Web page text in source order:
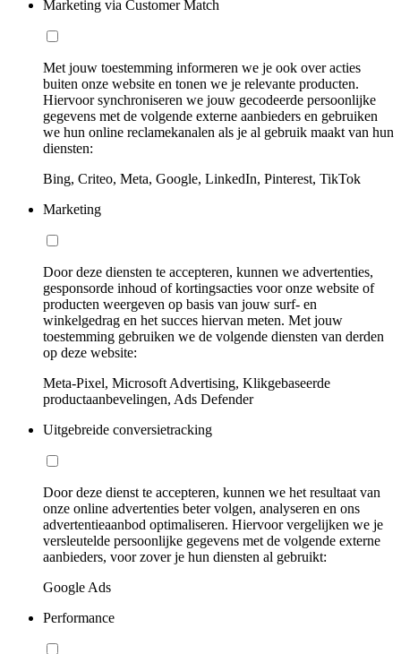
Marketing via Customer Match
Met jouw toestemming informeren we je ook over acties
buiten onze website en tonen we je relevante producten.
Hiervoor synchroniseren we jouw gecodeerde persoonlijke
gegevens met de volgende externe aanbieders en gebruiken
we hun online reclamekanalen als je al gebruik maakt van hun
diensten:
Bing, Criteo, Meta, Google, LinkedIn, Pinterest, TikTok
Marketing
Door deze diensten te accepteren, kunnen we advertenties,
gesponsorde inhoud of kortingsacties voor onze website of
producten weergeven op basis van jouw surf- en
winkelgedrag en het succes hiervan meten. Met jouw
toestemming gebruiken we de volgende diensten van derden
op deze website:
Meta-Pixel, Microsoft Advertising, Klikgebaseerde
productaanbevelingen, Ads Defender
Uitgebreide conversietracking
Door deze dienst te accepteren, kunnen we het resultaat van
onze online advertenties beter volgen, analyseren en ons
advertentieaanbod optimaliseren. Hiervoor vergelijken we je
versleutelde persoonlijke gegevens met de volgende externe
aanbieders, voor zover je hun diensten al gebruikt:
Google Ads
Performance